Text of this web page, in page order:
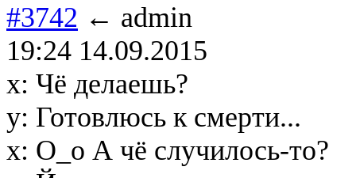
#3742 ← admin
19:24 14.09.2015
x: Чё делаешь?
у: Готовлюсь к смерти...
х: О_о А чё случилось-то?